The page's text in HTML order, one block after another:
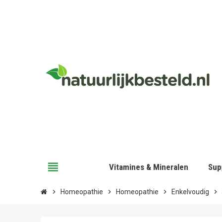
view_headline Vitamines & Mineralen
chevron_right Homeopathie chevron_right Homeopathie chevron_right Enkelvoudig chevron_right